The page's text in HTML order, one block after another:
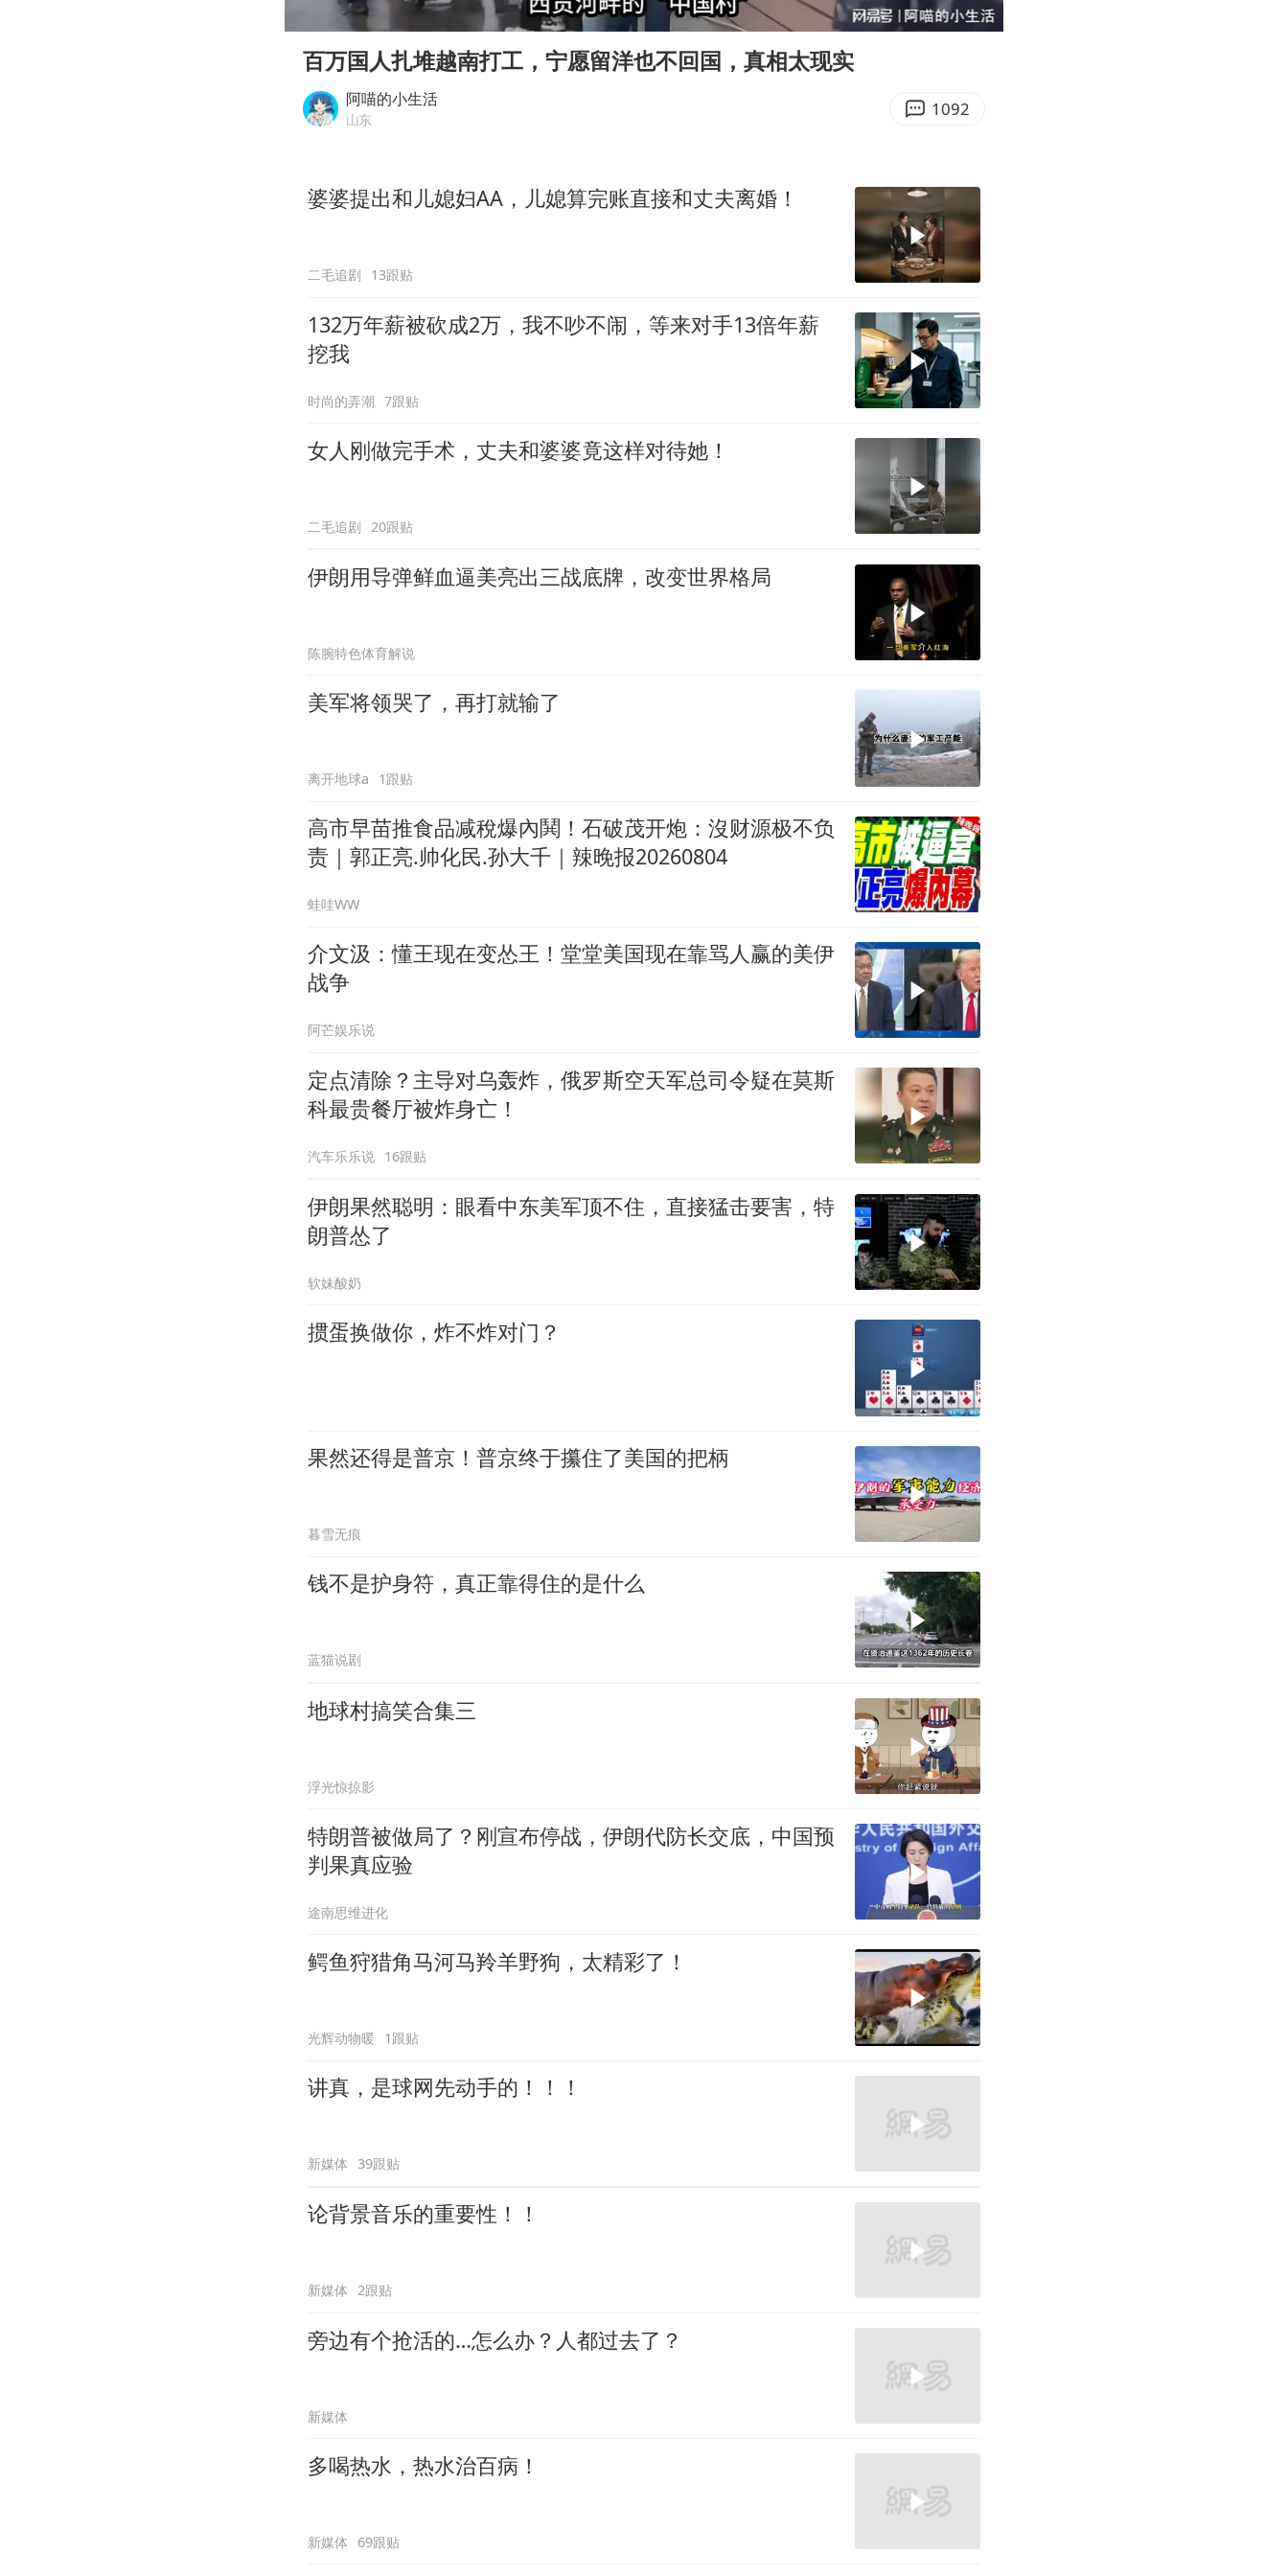
弹药库存告急 美军补货难
如何把百年大党建设得更加坚强有力
多专业取消艺考 文化工作者要有文化
00:00 06:18
Enter
百万国人扎堆越南打工，宁愿留洋也不回国，真相太现实
阿喵的小生活
山东 1092
婆婆提出和儿媳妇AA，儿媳算完账直接和丈夫离婚！
二毛追剧 13跟贴
132万年薪被砍成2万，我不吵不闹，等来对手13倍年薪
挖我
时尚的弄潮 7跟贴
女人刚做完手术，丈夫和婆婆竟这样对待她！
二毛追剧 20跟贴
伊朗用导弹鲜血逼美亮出三战底牌，改变世界格局
陈腕特色体育解说
美军将领哭了，再打就输了
离开地球a 1跟贴
高市早苗推食品减稅爆內鬨！石破茂开炮：沒财源极不负
责｜郭正亮.帅化民.孙大千｜辣晚报20260804
蛙哇WW
介文汲：懂王现在变怂王！堂堂美国现在靠骂人赢的美伊
战争
阿芒娱乐说
定点清除？主导对乌轰炸，俄罗斯空天军总司令疑在莫斯
科最贵餐厅被炸身亡！
汽车乐乐说 16跟贴
伊朗果然聪明：眼看中东美军顶不住，直接猛击要害，特
朗普怂了
软妹酸奶
掼蛋换做你，炸不炸对门？
果然还得是普京！普京终于攥住了美国的把柄
暮雪无痕
钱不是护身符，真正靠得住的是什么
蓝猫说剧
地球村搞笑合集三
浮光惊掠影
特朗普被做局了？刚宣布停战，伊朗代防长交底，中国预
判果真应验
途南思维进化
鳄鱼狩猎角马河马羚羊野狗，太精彩了！
光辉动物暖 1跟贴
讲真，是球网先动手的！！！
新媒体 39跟贴
论背景音乐的重要性！！
新媒体 2跟贴
旁边有个抢活的…怎么办？人都过去了？
新媒体
多喝热水，热水治百病！
新媒体 69跟贴